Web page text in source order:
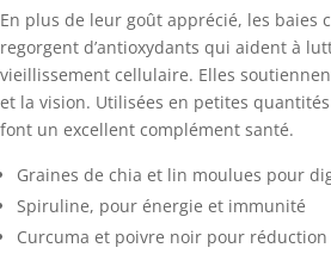
En plus de leur goût apprécié, les baies
regorgent d’antioxydants qui aident à
vieillissement cellulaire. Elles
et la vision. Utilisées en petites
font un excellent complément santé.
Graines de chia et lin moulues pour
Spiruline, pour énergie et immunité
Curcuma et poivre noir pour